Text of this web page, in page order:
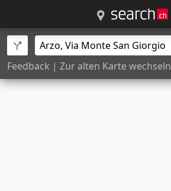
Feedback | Zur alten Karte wechseln